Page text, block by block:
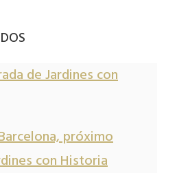
de Jardines con
próximo
con Historia